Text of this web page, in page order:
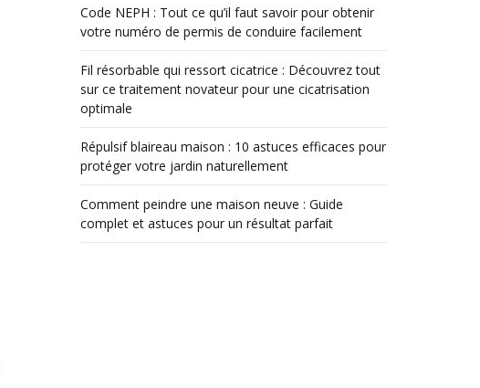
Code NEPH : Tout ce qu’il faut savoir pour obtenir
votre numéro de permis de conduire facilement
Fil résorbable qui ressort cicatrice : Découvrez tout
sur ce traitement novateur pour une cicatrisation
optimale
Répulsif blaireau maison : 10 astuces efficaces pour
protéger votre jardin naturellement
Comment peindre une maison neuve : Guide
complet et astuces pour un résultat parfait